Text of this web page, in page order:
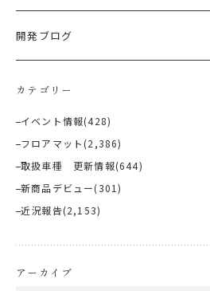
開発ブログ
カテゴリー
イベント情報(428)
フロアマット (2,386)
取扱車種 更新情報(644)
新商品デビュー(301)
近況報告(2,153)
アーカイブ